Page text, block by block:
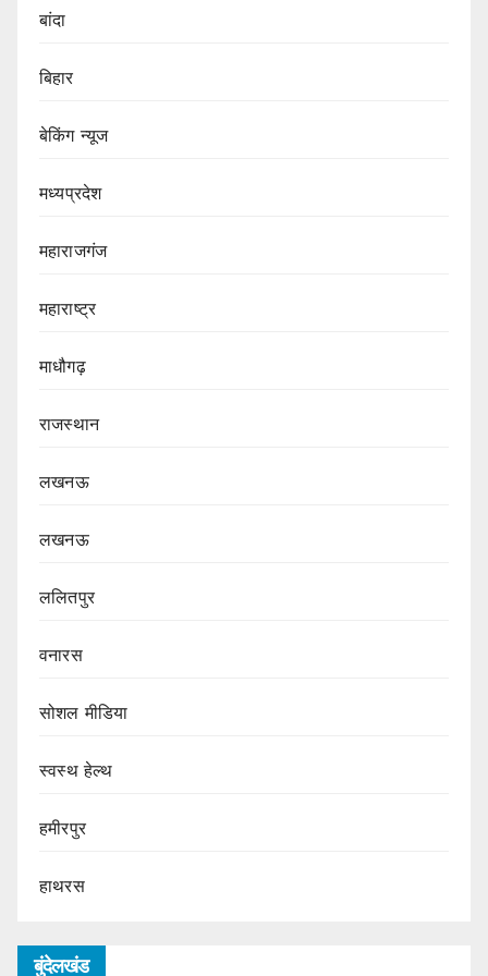
बांदा
बिहार
बेकिंग न्यूज
मध्यप्रदेश
महाराजगंज
महाराष्ट्र
माधौगढ़
राजस्थान
लखनऊ
लखनऊ
ललितपुर
वनारस
सोशल मीडिया
स्वस्थ हेल्थ
हमीरपुर
हाथरस
बुंदेलखंड